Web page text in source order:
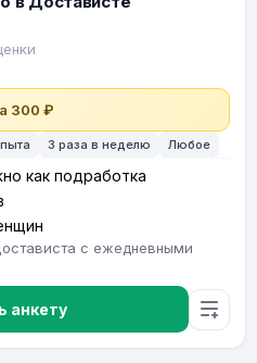
300 ₽
3 раза в неделю Любое
как подработка
с ежедневными
анкету